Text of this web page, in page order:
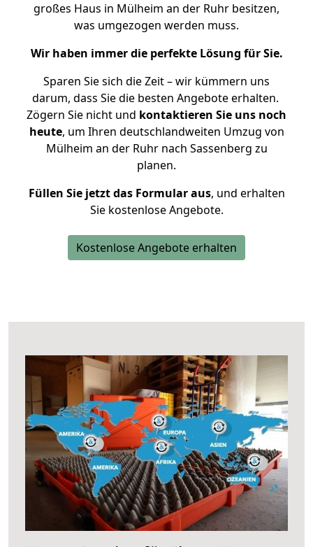
großes Haus in Mülheim an der Ruhr besitzen,
was umgezogen werden muss.
Wir haben immer die perfekte Lösung für Sie.
Sparen Sie sich die Zeit – wir kümmern uns
darum, dass Sie die besten Angebote erhalten.
Zögern Sie nicht und kontaktieren Sie uns noch
heute, um Ihren deutschlandweiten Umzug von
Mülheim an der Ruhr nach Sassenberg zu
planen.
Füllen Sie jetzt das Formular aus, und erhalten
Sie kostenlose Angebote.
Kostenlose Angebote erhalten